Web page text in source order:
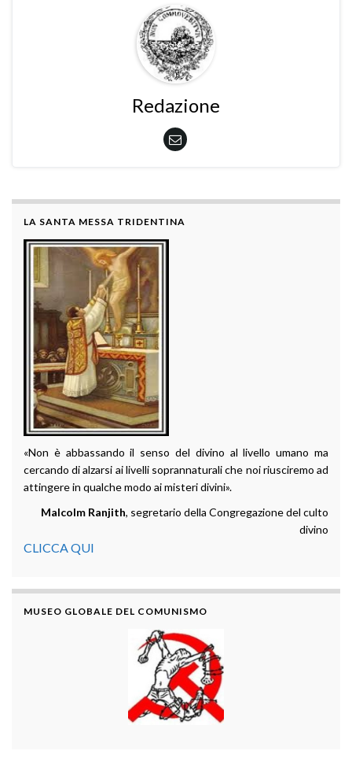
Redazione
LA SANTA MESSA TRIDENTINA
«Non è abbassando il senso del divino al livello umano ma
cercando di alzarsi ai livelli soprannaturali che noi riusciremo ad
attingere in qualche modo ai misteri divini».
Malcolm Ranjith, segretario della Congregazione del culto
divino
CLICCA QUI
MUSEO GLOBALE DEL COMUNISMO